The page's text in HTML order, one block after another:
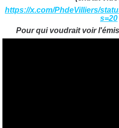
https://x.com/PhdeVilliers/
s=20
Pour qui voudrait voir